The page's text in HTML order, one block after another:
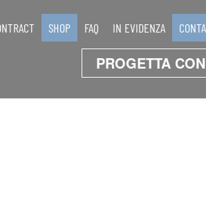
SHOP FAQ IN EVIDENZA
PROGETTA